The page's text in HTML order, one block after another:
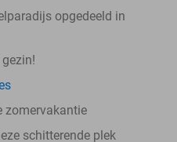
opgedeeld in
zomervakantie
schitterende plek